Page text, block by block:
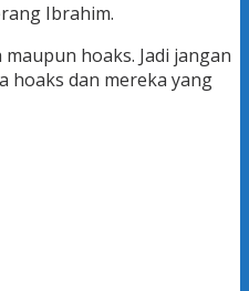
Ibrahim.
hoaks. Jadi jangan
hoaks dan mereka yang